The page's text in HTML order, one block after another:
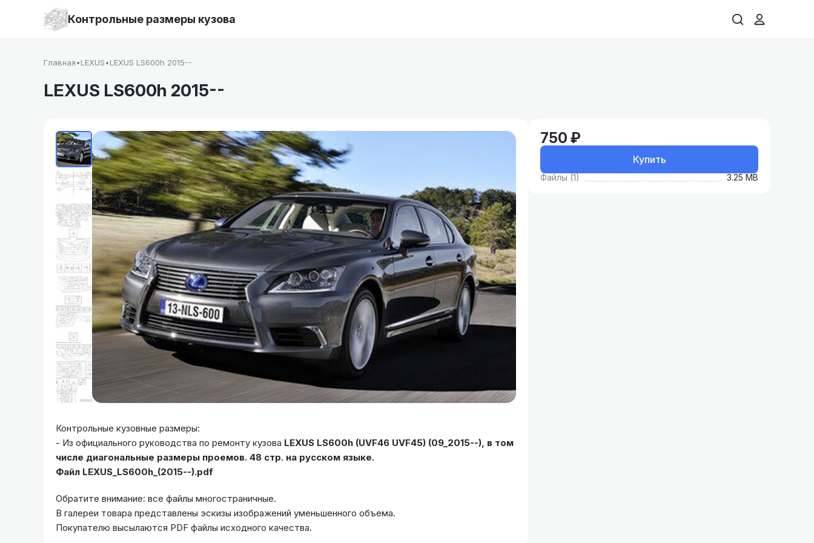
Контрольные размеры кузова
Главная•LEXUS•LEXUS LS600h 2015--
LEXUS LS600h 2015--
Контрольные кузовные размеры:
- Из официального руководства по ремонту кузова LEXUS LS600h (UVF46 UVF45) (09_2015--), в том
числе диагональные размеры проемов. 48 стр. на русском языке.
Файл LEXUS_LS600h_(2015--).pdf
Обратите внимание: все файлы многостраничные.
В галереи товара представлены эскизы изображений уменьшенного объема.
Покупателю высылаются PDF файлы исходного качества.
750 ₽
Купить
Файлы (1) 3.25 MB